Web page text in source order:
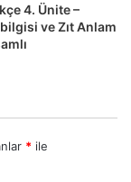
4. Ünite –
ve Zıt Anlam
* ile